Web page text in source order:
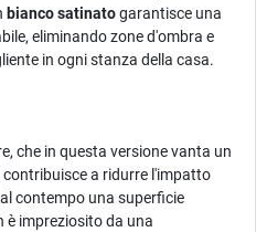
bianco satinatogarantisce una
eliminando zone d'ombra e
in ogni stanza della casa.
che in questa versione vanta un
contribuisce a ridurre l'impatto
contempo una superficie
è impreziosito da una